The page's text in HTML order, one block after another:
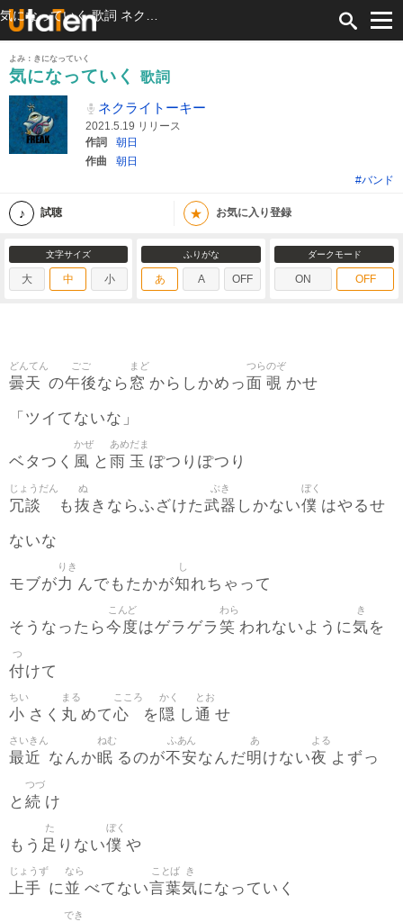
よみ：きになっていく
気になっていく
歌詞
ネクライトーキー
2021.5.19 リリース
作詞
朝日
作曲
朝日
#バンド
試聴 ★ お気に入り登録
文字サイズ
大 中 小
ふりがな
あ A OFF
ダークモード
ON OFF
曇天
どんてん
の午後
ごご
なら 窓
まど
からしかめっ面
つら
覗
のぞ
かせ
「ツイてないな」
ベタつく 風
かぜ
と 雨
あめ
玉
だま
ぽつりぽつり
冗談
じょうだん
も抜
ぬ
きならふざけた武器
ぶき
しかない僕
ぼく
はやるせ
ないな
モブが力
りき
んでもたかが知
し
れちゃって
そうなったら今度
こんど
はゲラゲラ 笑
わら
われないように気
き
を
付
つ
けて
小
ちい
さく 丸
まる
めて心
こころ
を 隠
かく
し通
とお
せ
最近
さいきん
なんか眠
ねむ
るのが不安
ふあん
なんだ明
あ
けない夜
よる
よずっ
と 続
つづ
け
もう 足
た
りない僕
ぼく
や
上手
じょうず
に並
なら
べてない言葉
ことば
気
き
になっていく
でき